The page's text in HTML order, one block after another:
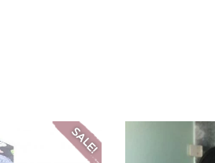
SALE!